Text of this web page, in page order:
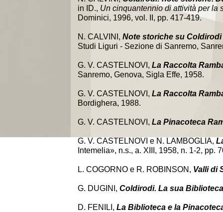
in ID., Un cinquantennio di attività per la
Dominici, 1996, vol. II, pp. 417-419.
N. CALVINI, Note storiche su Coldirodi
Studi Liguri - Sezione di Sanremo,
G. V. CASTELNOVI, La Raccolta
Sanremo, Genova, Sigla Effe, 1958.
G. V. CASTELNOVI, La Raccolta
Bordighera, 1988.
G. V. CASTELNOVI, La Pinacoteca
G. V. CASTELNOVI e N. LAMBOGLIA,
Intemelia», n.s., a. XIII, 1958, n. 1-2, pp.
L. COGORNO e R. ROBINSON, Valli di
G. DUGINI, Coldirodi. La sua
D. FENILI, La Biblioteca e la